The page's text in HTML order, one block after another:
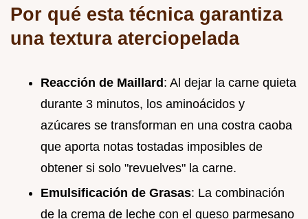
Por qué esta técnica garantiza
una textura aterciopelada
Reacción de Maillard: Al dejar la carne quieta
durante 3 minutos, los aminoácidos y
azúcares se transforman en una costra caoba
que aporta notas tostadas imposibles de
obtener si solo "revuelves" la carne.
Emulsificación de Grasas: La combinación
de la crema de leche con el queso parmesano